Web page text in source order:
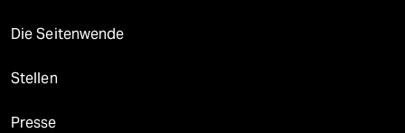
Die Seitenwende
Stellen
Presse